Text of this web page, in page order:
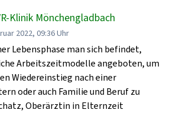
Klinik Mönchengladbach
2022, 09:36 Uhr
Lebensphase man sich befindet,
Arbeitszeitmodelle angeboten, um
Wiedereinstieg nach einer
oder auch Familie und Beruf zu
Oberärztin in Elternzeit